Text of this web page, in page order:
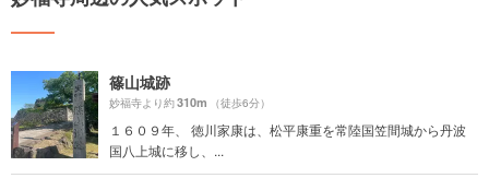
篠山城跡
妙福寺より約310m （徒歩6分）
１６０９年、 徳川家康は、松平康重を常陸国笠間城から丹波
国八上城に移し、...